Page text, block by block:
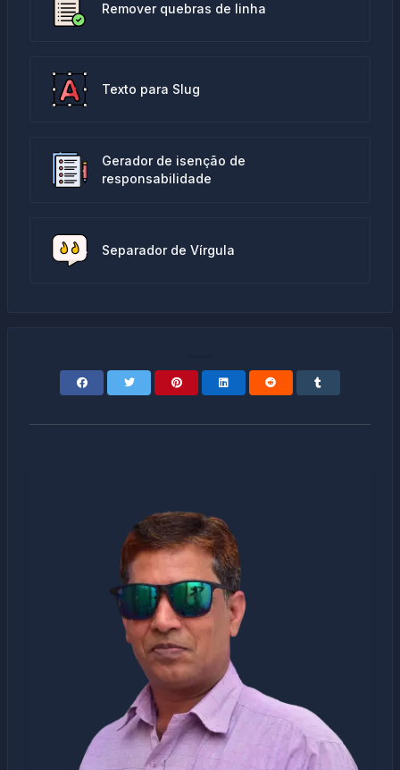
Remover quebras de linha
Texto para Slug
Gerador de isenção de
responsabilidade
Separador de Vírgula